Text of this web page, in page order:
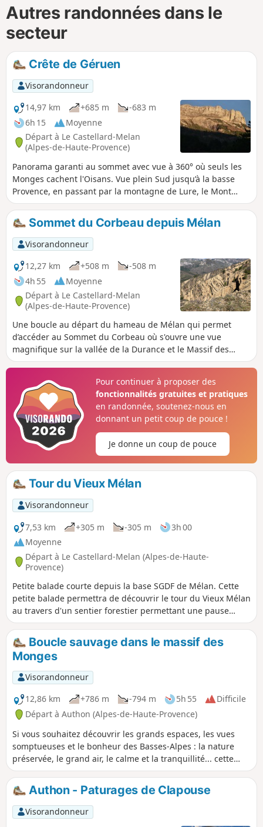
Autres randonnées dans le
secteur
Crête de Géruen
Visorandonneur
14,97 km
+685 m
-683 m
6h 15
Moyenne
Départ à Le Castellard-Melan
(Alpes-de-Haute-Provence)
Panorama garanti au sommet avec vue à 360° où seuls les
Monges cachent l'Oisans. Vue plein Sud jusqu’à la basse
Provence, en passant par la montagne de Lure, le Mont
Ventoux, le Dévoluy avec le Pic de Bure, la vallée de la
Blanche du côté de Digne etc... Contraste entre la montée
méditerranéenne plein Sud et la crête plus froide.
Sommet du Corbeau depuis Mélan
Visorandonneur
12,27 km
+508 m
-508 m
4h 55
Moyenne
Départ à Le Castellard-Melan
(Alpes-de-Haute-Provence)
Une boucle au départ du hameau de Mélan qui permet
d’accéder au Sommet du Corbeau où s'ouvre une vue
magnifique sur la vallée de la Durance et le Massif des
Monges. Le circuit alterne larges pistes, paysages ouverts
Pour continuer à proposer des
fonctionnalités gratuites et pratiques
en randonnée, soutenez-nous en
donnant un petit coup de pouce !
Je donne un coup de pouce
Tour du Vieux Mélan
Visorandonneur
7,53 km
+305 m -305 m
3h 00
Moyenne
Départ à Le Castellard-Melan (Alpes-de-Haute-
Provence)
Petite balade courte depuis la base SGDF de Mélan. Cette
petite balade permettra de découvrir le tour du Vieux Mélan
au travers d'un sentier forestier permettant une pause
fraicheur.Attention certains passages empruntent des
barrières à refermer. Un point d'eau se trouve au cimetière
près de la Chapelle. La première partie sur la piste DFCI est
au soleil, le reste est à l'ombre sur le sentier forestier.
Boucle sauvage dans le massif des
Monges
Visorandonneur
12,86 km
+786 m -794 m 5h 55
Difficile
Départ à Authon (Alpes-de-Haute-Provence)
Si vous souhaitez découvrir les grands espaces, les vues
somptueuses et le bonheur des Basses-Alpes : la nature
préservée, le grand air, le calme et la tranquillité... cette
jolie boucle pédestre vous ravira.
Authon - Paturages de Clapouse
Visorandonneur